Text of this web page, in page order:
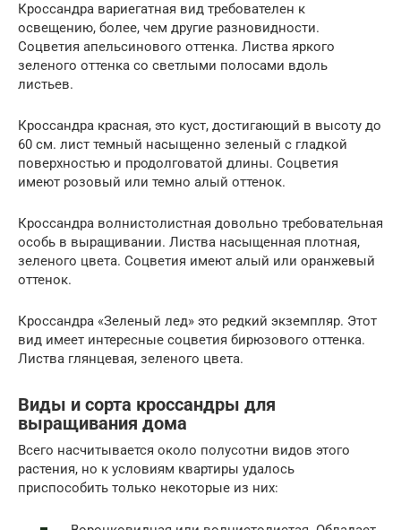
Кроссандра вариегатная вид требователен к
освещению, более, чем другие разновидности.
Соцветия апельсинового оттенка. Листва яркого
зеленого оттенка со светлыми полосами вдоль
листьев.
Кроссандра красная, это куст, достигающий в высоту до
60 см. лист темный насыщенно зеленый с гладкой
поверхностью и продолговатой длины. Соцветия
имеют розовый или темно алый оттенок.
Кроссандра волнистолистная довольно требовательная
особь в выращивании. Листва насыщенная плотная,
зеленого цвета. Соцветия имеют алый или оранжевый
оттенок.
Кроссандра «Зеленый лед» это редкий экземпляр. Этот
вид имеет интересные соцветия бирюзового оттенка.
Листва глянцевая, зеленого цвета.
Виды и сорта кроссандры для
выращивания дома
Всего насчитывается около полусотни видов этого
растения, но к условиям квартиры удалось
приспособить только некоторые из них: